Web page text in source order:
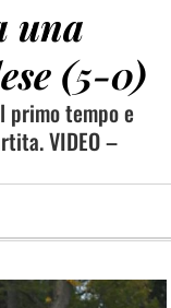
una
(5-0)
primo tempo e
VIDEO –